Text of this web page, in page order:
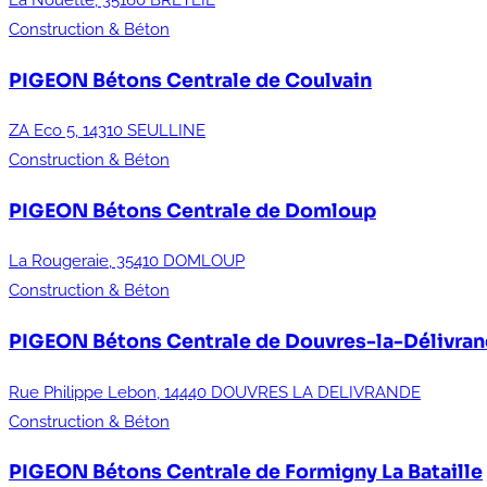
Construction & Béton
PIGEON BétonsCentrale de Coulvain
ZA Eco 5, 14310 SEULLINE
Construction & Béton
PIGEON BétonsCentrale de Domloup
La Rougeraie, 35410 DOMLOUP
Construction & Béton
PIGEON BétonsCentrale de Douvres-la-
Rue Philippe Lebon, 14440 DOUVRES LA DELIVRANDE
Construction & Béton
PIGEON BétonsCentrale de Formigny La Bataille